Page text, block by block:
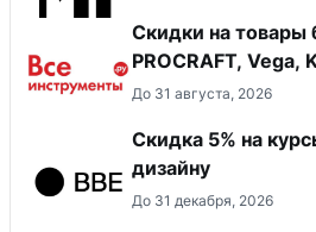
Скидки на товары
PROCRAFT, Vega,
До 31 августа, 2026
Скидка 5% на
дизайну
До 31 декабря, 2026